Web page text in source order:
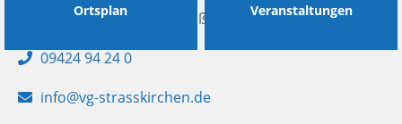
Ortsplan Veranstaltungen
Adresse:Kirchplatz 7, 94342 Straßkirchen
Telefon:
09424 94 24 0
E- info@vg-strasskirchen.de